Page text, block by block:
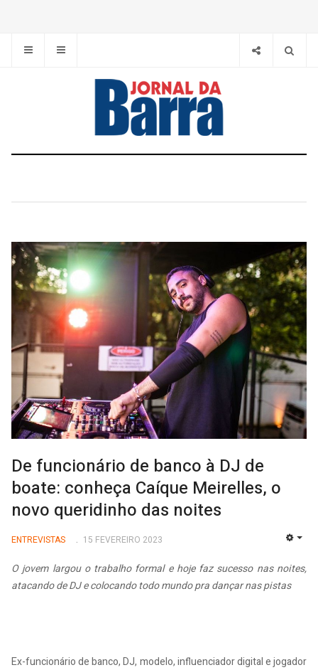
De funcionário de banco à DJ de
boate: conheça Caíque Meirelles, o
novo queridinho das noites
ENTREVISTAS 15 FEVEREIRO 2023
O jovem largou o trabalho formal e hoje faz sucesso nas noites,
atacando de DJ e colocando todo mundo pra dançar nas pistas
Ex-funcionário de banco, DJ, modelo, influenciador digital e jogador